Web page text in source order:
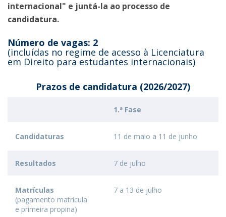
internacional" e juntá-la ao processo de
candidatura.
Número de vagas: 2
(incluídas no regime de acesso à Licenciatura
em Direito para estudantes internacionais)
Prazos de candidatura (2026/2027)
1.ª Fase
Candidaturas 11 de maio a 11 de junho
Resultados 7 de julho
Matrículas
(pagamento matrícula
e primeira propina)
7 a 13 de julho